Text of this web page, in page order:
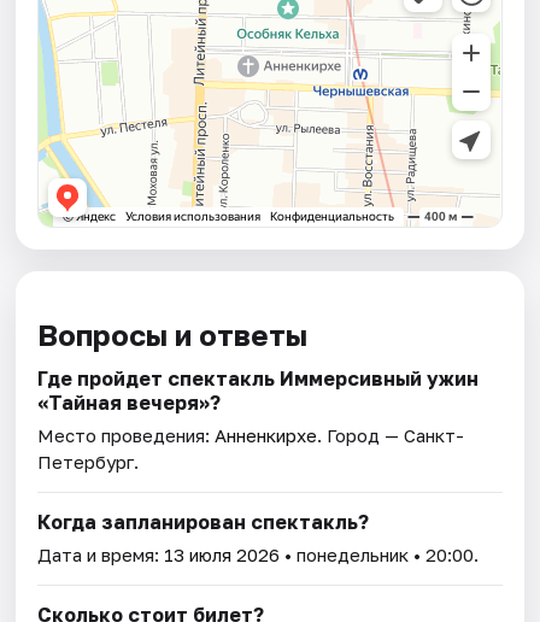
Вопросы и ответы
Где пройдет спектакль Иммерсивный ужин
«Тайная вечеря»?
Место проведения:Анненкирхе. Город — Санкт-
Петербург.
Когда запланирован спектакль?
Дата и время: 13 июля 2026 • понедельник • 20:00.
Сколько стоит билет?